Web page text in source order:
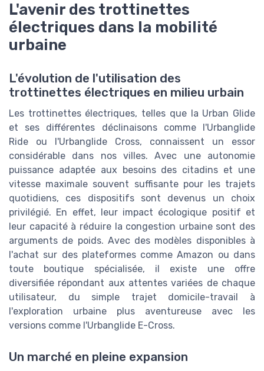
L'avenir des trottinettes
électriques dans la mobilité
urbaine
L'évolution de l'utilisation des
trottinettes électriques en milieu urbain
Les trottinettes électriques, telles que la Urban Glide
et ses différentes déclinaisons comme l'Urbanglide
Ride ou l'Urbanglide Cross, connaissent un essor
considérable dans nos villes. Avec une autonomie
puissance adaptée aux besoins des citadins et une
vitesse maximale souvent suffisante pour les trajets
quotidiens, ces dispositifs sont devenus un choix
privilégié. En effet, leur impact écologique positif et
leur capacité à réduire la congestion urbaine sont des
arguments de poids. Avec des modèles disponibles à
l'achat sur des plateformes comme Amazon ou dans
toute boutique spécialisée, il existe une offre
diversifiée répondant aux attentes variées de chaque
utilisateur, du simple trajet domicile-travail à
l'exploration urbaine plus aventureuse avec les
versions comme l'Urbanglide E-Cross.
Un marché en pleine expansion